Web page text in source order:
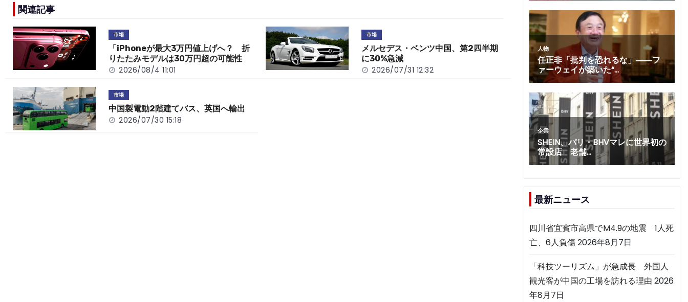
k
k
関連記事
市場
「iPhoneが最大3万円値上げへ？ 折
りたたみモデルは30万円超の可能性
2026/08/4 11:01
市場
メルセデス・ベンツ中国、第2四半期
に30%急減
2026/07/31 12:32
市場
中国製電動2階建てバス、英国へ輸出
2026/07/30 15:18
最新ニュース
四川省宜賓市高県でM4.9の地震 1人死
亡、6人負傷2026年8月7日
「科技ツーリズム」が急成長 外国人
観光客が中国の工場を訪れる理由 2026
年8月7日